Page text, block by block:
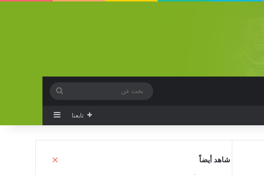
بحث
تابعنا إضافة عمود
شاهد أيضاً